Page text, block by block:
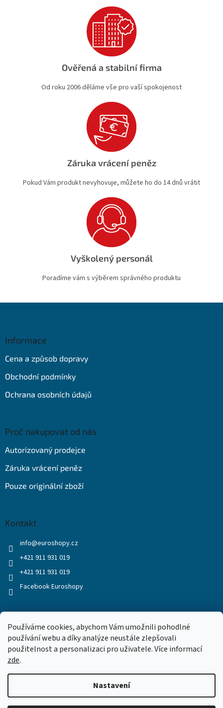
Používáme cookies, abychom Vám umožnili pohodlné
používání webu a díky analýze neustále zlepšovali
použitelnost a personalizaci pro uživatele. Více informací
zde.
Nastavení
Ověřená a stabilní firma
Od roku 2006 děláme vše pro vaší spokojenost
Záruka vrácení peněz
Pokud Vám produkt nevyhovuje, můžete ho do 14 dnů vrátit
Vyškolený personál
Poradíme vám s výběrem správného produktu
Informace
Cena a způsob dopravy
Obchodní podmínky
Ochrana osobních údajů
Proč nakupovat od nás
Autorizovaný prodejce
Záruka vrácení peněz
Pouze originální zboží
Kontakt
info@euroshopy.cz
+421 911 931 019
+421 911 931 019
Facebook Euroshopy
Vytvořil Shoptet